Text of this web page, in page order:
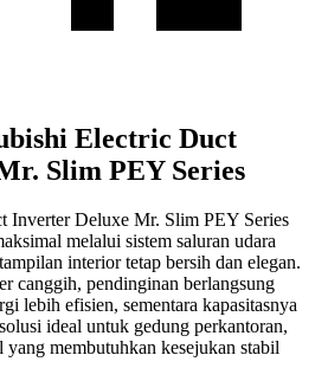
Electric Duct
Slim PEY Series
Deluxe Mr. Slim PEY Series
melalui sistem saluran udara
interior tetap bersih dan elegan.
canggih, pendinginan berlangsung
lebih efisien, sementara kapasitasnya
ideal untuk gedung perkantoran,
yang membutuhkan kesejukan stabil